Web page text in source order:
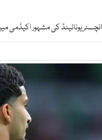
یونائیٹڈ کی مشہور اکیڈمی